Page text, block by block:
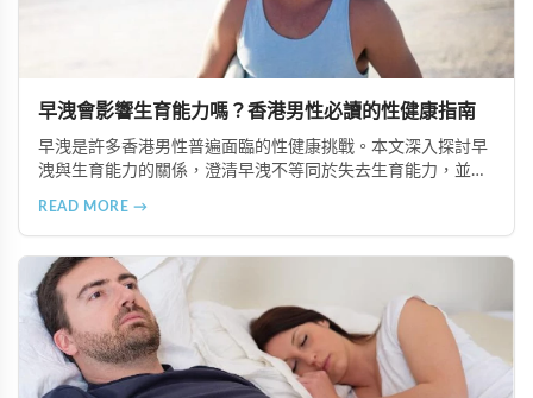
早洩會影響生育能力嗎？香港男性必讀的性健康指南
早洩是許多香港男性普遍面臨的性健康挑戰。本文深入探討早
洩與生育能力的關係，澄清早洩不等同於失去生育能力，並提
READ MORE →